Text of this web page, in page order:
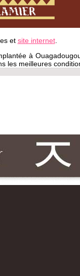
et site internet.
à
les meilleures